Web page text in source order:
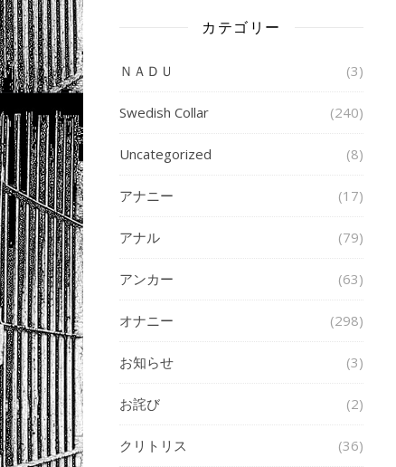
カテゴリー
ＮＡＤＵ (3)
Swedish Collar (240)
Uncategorized (8)
アナニー (17)
アナル (79)
アンカー (63)
オナニー (298)
お知らせ (3)
お詫び (2)
クリトリス (36)